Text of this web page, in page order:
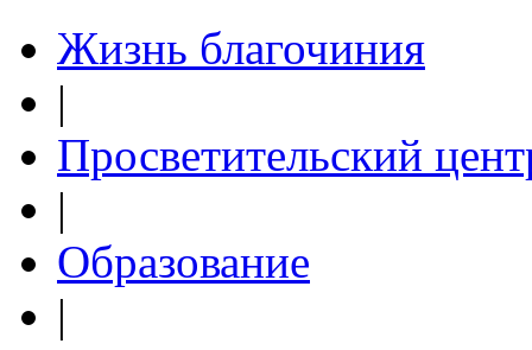
Жизнь благочиния
|
Просветительский
|
Образование
|